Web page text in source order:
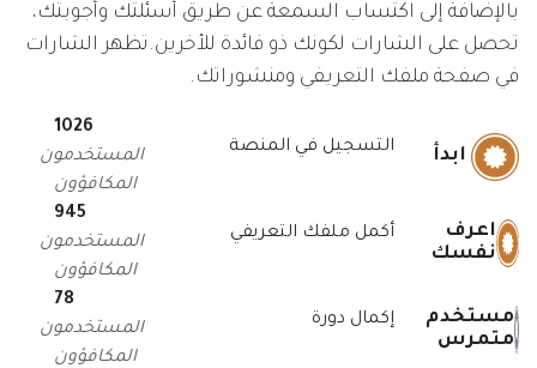
بالإضافة إلى اكتساب السمعة عن طريق أسئلتك وأجوبتك،
تحصل على الشارات لكونك ذو فائدة للأخرين. تظهر الشارات
في صفحة ملفك التعريفي ومنشوراتك.
ابدأ التسجيل في المنصة
1026
المستخدمون
المكافؤون
اعرف
نفسك
أكمل ملفك التعريفي
945
المستخدمون
المكافؤون
مستخدم
متمرس
إكمال دورة
78
المستخدمون
المكافؤون